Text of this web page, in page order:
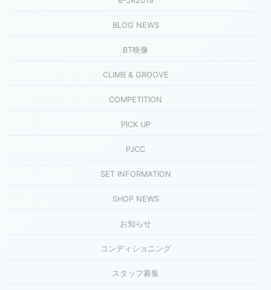
BLOG NEWS
BT映像
CLIMB & GROOVE
COMPETITION
PICK UP
PJCC
SET INFORMATION
SHOP NEWS
お知らせ
コンディショニング
スタッフ募集